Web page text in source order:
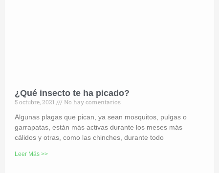
¿Qué insecto te ha picado?
5 octubre, 2021
No hay comentarios
Algunas plagas que pican, ya sean mosquitos, pulgas o
garrapatas, están más activas durante los meses más
cálidos y otras, como las chinches, durante todo
Leer Más >>